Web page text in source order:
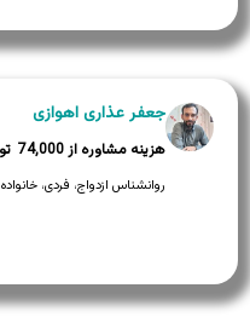
جعفر عذاری اهوازی
74,000
روانشناس ازدواج، فردی، خانواده